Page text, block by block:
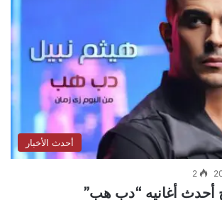
أحدث الأخبار
2
أحدث أغانيه “دب هب”